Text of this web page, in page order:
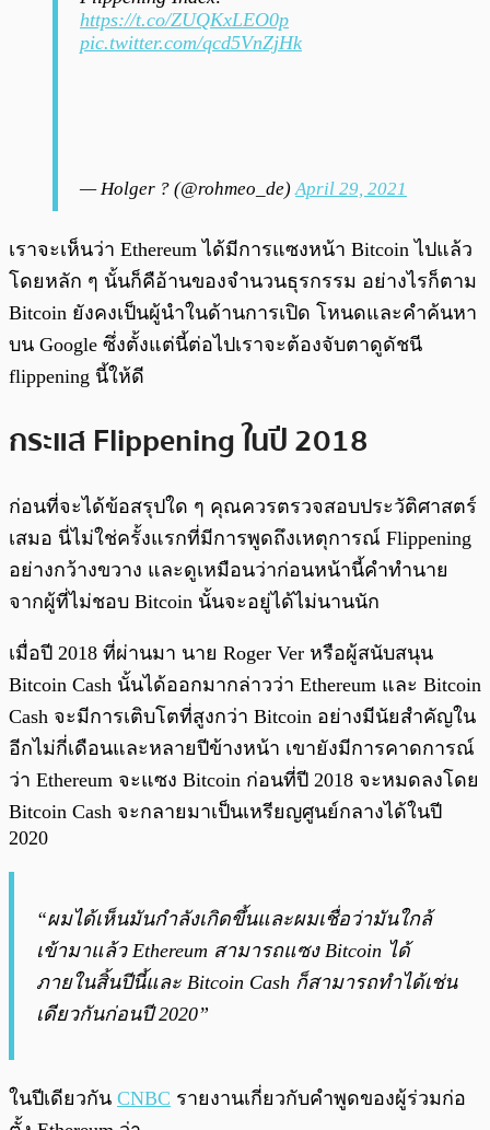
https://t.co/ZUQKxLEO0p
pic.twitter.com/qcd5VnZjHk
— Holger ? (@rohmeo_de)April 29, 2021
เราจะเห็นว่า Ethereum ได้มีการแซงหน้า Bitcoin ไปแล้ว
โดยหลัก ๆ นั้นก็คือ้านของจำนวนธุรกรรม อย่างไรก็ตาม
Bitcoin ยังคงเป็นผู้นำในด้านการเปิด โหนดและคำค้นหา
บน Google ซึ่งตั้งแต่นี้ต่อไปเราจะต้องจับตาดูดัชนี
flippening นี้ให้ดี
กระแส Flippening ในปี 2018
ก่อนที่จะได้ข้อสรุปใด ๆ คุณควรตรวจสอบประวัติศาสตร์
เสมอ นี่ไม่ใช่ครั้งแรกที่มีการพูดถึงเหตุการณ์ Flippening
อย่างกว้างขวาง และดูเหมือนว่าก่อนหน้านี้คำทำนาย
จากผู้ที่ไม่ชอบ Bitcoin นั้นจะอยู่ได้ไม่นานนัก
เมื่อปี 2018 ที่ผ่านมา นาย Roger Ver หรือผู้สนับสนุน
Bitcoin Cash นั้นได้ออกมากล่าวว่า Ethereum และ Bitcoin
Cash จะมีการเติบโตที่สูงกว่า Bitcoin อย่างมีนัยสำคัญใน
อีกไม่กี่เดือนและหลายปีข้างหน้า เขายังมีการคาดการณ์
ว่า Ethereum จะแซง Bitcoin ก่อนที่ปี 2018 จะหมดลงโดย
Bitcoin Cash จะกลายมาเป็นเหรียญศูนย์กลางได้ในปี
2020
“ผมได้เห็นมันกำลังเกิดขึ้นและผมเชื่อว่ามันใกล้
เข้ามาแล้ว Ethereum สามารถแซง Bitcoin ได้
ภายในสิ้นปีนี้และ Bitcoin Cash ก็สามารถทำได้เช่น
เดียวกันก่อนปี 2020”
ในปีเดียวกัน CNBC รายงานเกี่ยวกับคำพูดของผู้ร่วมก่อ